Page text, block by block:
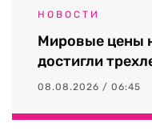
НОВОСТИ
Мировые цены
достигли
08.08.2026 / 06:45